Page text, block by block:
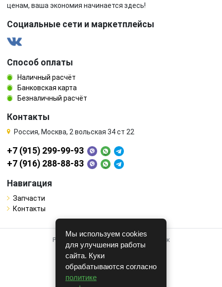
ценам, ваша экономия начинается здесь!
Социальные сети и маркетплейсы
Способ оплаты
Наличный расчёт
Банковская карта
Безналичный расчёт
Контакты
Россия, Москва, 2 вольская 34 ст 22
+7 (915) 299-99-93
+7 (916) 288-88-83
Навигация
Запчасти
Контакты
Работает на системе для авторазборок
CARRO.БИЗНЕС
Полная версия
© COPYRIGHT 2026 г.
Мы используем cookies
для улучшения работы
сайта. Куки
обрабатываются согласно
политике